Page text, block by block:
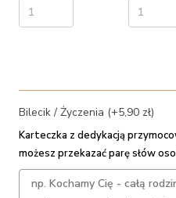
Bilecik / Życzenia (+5,90 zł)
Karteczka z dedykacją
możesz przekazać parę słów